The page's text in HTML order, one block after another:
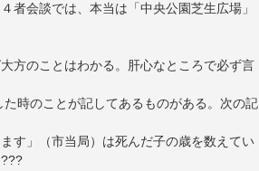
者会談では、本当は「中央公園芝生広場」
方のことはわかる。肝心なところで必ず言
時のことが記してあるものがある。次の記
す」（市当局）は死んだ子の歳を数えてい